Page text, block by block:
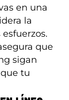
en una
la
que
sigan
tu